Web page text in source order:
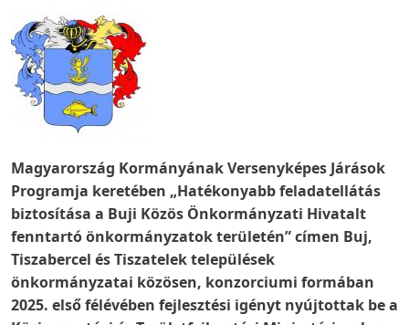
Magyarország Kormányának Versenyképes Járások
Programja keretében „Hatékonyabb feladatellátás
biztosítása a Buji Közös Önkormányzati Hivatalt
fenntartó önkormányzatok területén” címen Buj,
Tiszabercel és Tiszatelek települések
önkormányzatai közösen, konzorciumi formában
2025. első félévében fejlesztési igényt nyújtottak be a